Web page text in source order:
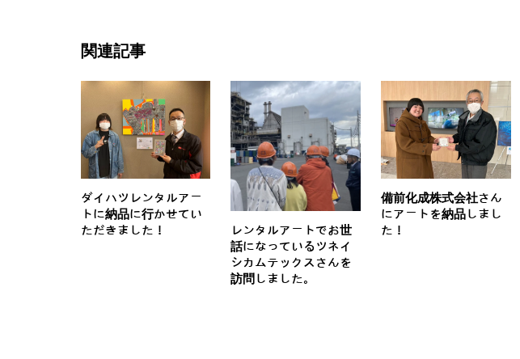
関連記事
ダイハツレンタルアー
トに納品に行かせてい
ただきました！
レンタルアートでお世
話になっているツネイ
シカムテックスさんを
訪問しました。
備前化成株式会社さん
にアートを納品しまし
た！